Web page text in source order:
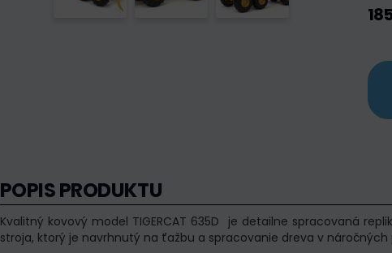
POPIS PRODUKTU
Kvalitný kovový model TIGERCAT 635D je detailne spracovaná
stroja, ktorý je navrhnutý na ťažbu a spracovanie dreva v